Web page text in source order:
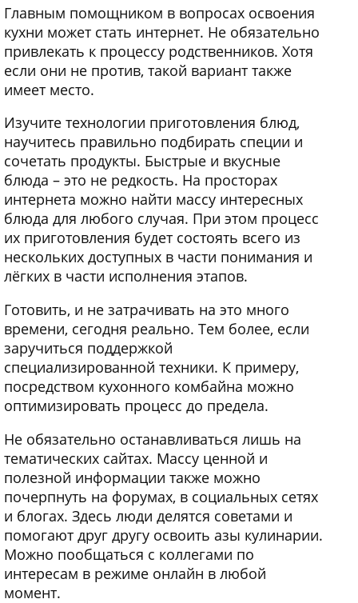
Главным помощником в вопросах освоения
кухни может стать интернет. Не обязательно
привлекать к процессу родственников. Хотя
если они не против, такой вариант также
имеет место.
Изучите технологии приготовления блюд,
научитесь правильно подбирать специи и
сочетать продукты. Быстрые и вкусные
блюда – это не редкость. На просторах
интернета можно найти массу интересных
блюда для любого случая. При этом процесс
их приготовления будет состоять всего из
нескольких доступных в части понимания и
лёгких в части исполнения этапов.
Готовить, и не затрачивать на это много
времени, сегодня реально. Тем более, если
заручиться поддержкой
специализированной техники. К примеру,
посредством кухонного комбайна можно
оптимизировать процесс до предела.
Не обязательно останавливаться лишь на
тематических сайтах. Массу ценной и
полезной информации также можно
почерпнуть на форумах, в социальных сетях
и блогах. Здесь люди делятся советами и
помогают друг другу освоить азы кулинарии.
Можно пообщаться с коллегами по
интересам в режиме онлайн в любой
момент.